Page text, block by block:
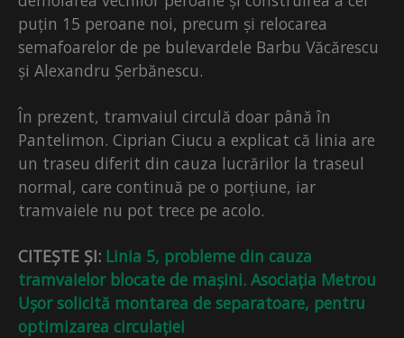
puțin 15 peroane noi, precum și relocarea
semafoarelor de pe bulevardele Barbu Văcărescu
și Alexandru Șerbănescu.
În prezent, tramvaiul circulă doar până în
Pantelimon. Ciprian Ciucu a explicat că linia are
un traseu diferit din cauza lucrărilor la traseul
normal, care continuă pe o porțiune, iar
tramvaiele nu pot trece pe acolo.
CITEȘTE ȘI: Linia 5, probleme din cauza
tramvaielor blocate de mașini. Asociația Metrou
Ușor solicită montarea de separatoare, pentru
optimizarea circulației